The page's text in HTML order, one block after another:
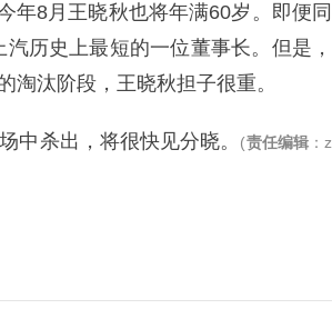
年8月王晓秋也将年满60岁。即便同
历史上最短的一位董事长。但是，
汰阶段，王晓秋担子很重。
中杀出，将很快见分晓。 (责任编辑：z